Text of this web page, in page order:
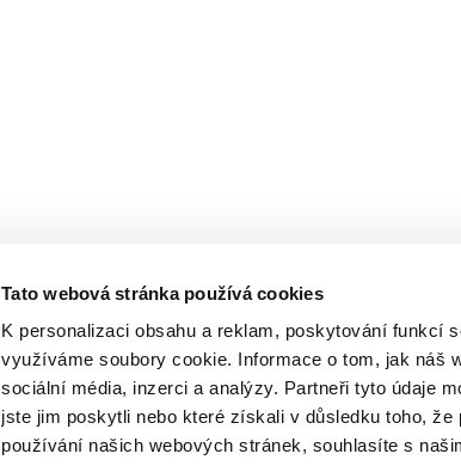
Tato webová stránka používá cookies
K personalizaci obsahu a reklam, poskytování funkcí
využíváme soubory cookie. Informace o tom, jak náš
sociální média, inzerci a analýzy. Partneři tyto údaje
jste jim poskytli nebo které získali v důsledku toho,
používání našich webových stránek, souhlasíte s